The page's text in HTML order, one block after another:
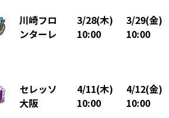
川崎フロ
ンターレ
3/28(木)
10:00
3/29(金)
10:00
セレッソ
大阪
4/11(木)
10:00
4/12(金)
10:00